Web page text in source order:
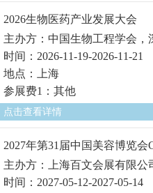
2026生物医药产业发展大会
主办方：中国生物工程学会，
时间：2026-11-19-2026-11-21
地点：上海
参展费1：其他
点击查看详情
2027年第31届中国美容博览会
主办方：上海百文会展有限公
时间：2027-05-12-2027-05-14